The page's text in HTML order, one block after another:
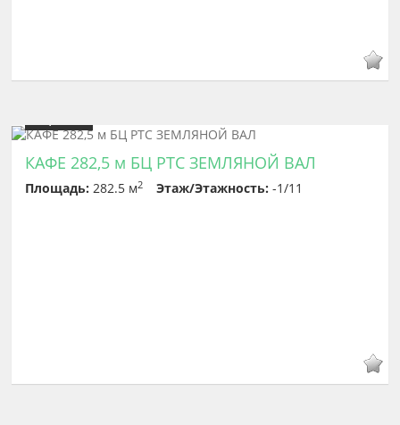
КАФЕ 282,5 м БЦ РТС ЗЕМЛЯНОЙ ВАЛ
Площадь:282.5 м2 Этаж/Этажность:-1/11